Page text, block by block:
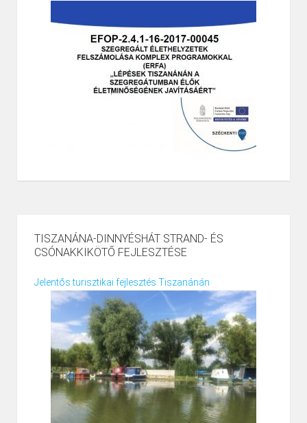
TISZANÁNA-DINNYÉSHÁT STRAND- ÉS
CSÓNAKKIKÖTŐ FEJLESZTÉSE
Jelentős turisztikai fejlesztés Tiszanánán